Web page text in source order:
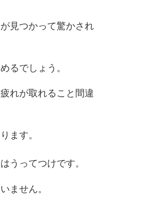
見つかって驚かされ
るでしょう。
れが取れること間違
ます。
うってつけです。
ません。